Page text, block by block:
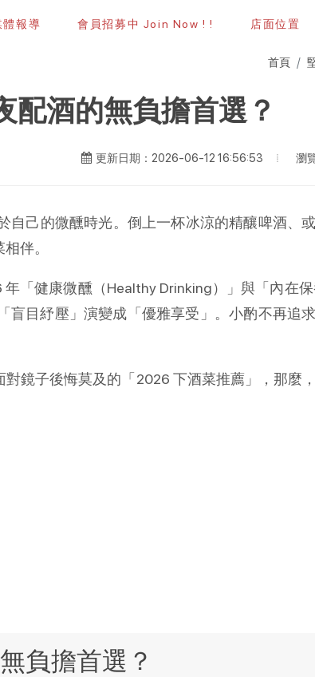
體報導 會員招募中 Join Now ! ! 店面位置
首頁
酒的無負擔首選？
更新日期：2026-06-12 16:56:53 瀏
己的微醺時光。倒上一杯冰涼的精釀啤酒、
伴。
「健康微醺（Healthy Drinking）」與「內在
目紓壓」演變成「優雅享受」。小酌不再追
鏡子後悔莫及的「2026 下酒菜推薦」，那麼，
負擔首選？